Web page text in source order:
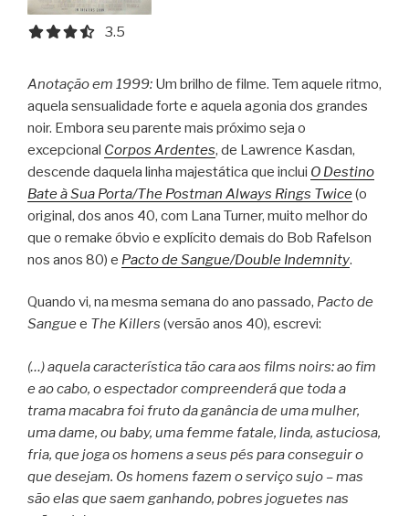
3.5 out of 5.0 stars
3.5
Anotação em 1999: Um brilho de filme. Tem aquele ritmo,
aquela sensualidade forte e aquela agonia dos grandes
noir. Embora seu parente mais próximo seja o
excepcional Corpos Ardentes, de Lawrence Kasdan,
descende daquela linha majestática que inclui O Destino
Bate à Sua Porta/The Postman Always Rings Twice(o
original, dos anos 40, com Lana Turner, muito melhor do
que o remake óbvio e explícito demais do Bob Rafelson
nos anos 80) e Pacto de Sangue/Double Indemnity.
Quando vi, na mesma semana do ano passado, Pacto de
Sangue e The Killers (versão anos 40), escrevi:
(…) aquela característica tão cara aos films noirs: ao fim
e ao cabo, o espectador compreenderá que toda a
trama macabra foi fruto da ganância de uma mulher,
uma dame, ou baby, uma femme fatale, linda, astuciosa,
fria, que joga os homens a seus pés para conseguir o
que desejam. Os homens fazem o serviço sujo – mas
são elas que saem ganhando, pobres joguetes nas